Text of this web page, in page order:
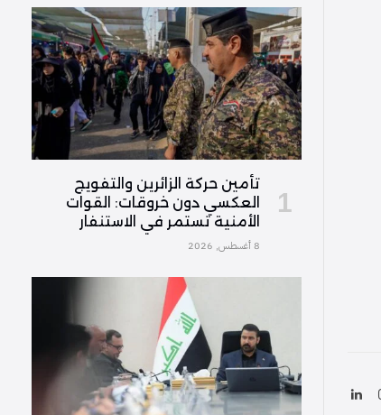
الانستغرام
لينكدإن
تأمين حركة الزائرين والتفويج
العكسي دون خروقات: القوات
الأمنية تستمر في الاستنفار
8 أغسطس, 2026